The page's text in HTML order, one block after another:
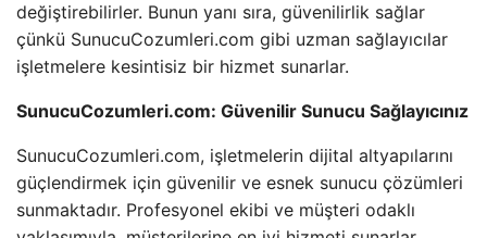
değiştirebilirler. Bunun yanı sıra, güvenilirlik sağlar
çünkü SunucuCozumleri.com gibi uzman sağlayıcılar
işletmelere kesintisiz bir hizmet sunarlar.
SunucuCozumleri.com: Güvenilir Sunucu Sağlayıcınız
SunucuCozumleri.com, işletmelerin dijital altyapılarını
güçlendirmek için güvenilir ve esnek sunucu çözümleri
sunmaktadır. Profesyonel ekibi ve müşteri odaklı